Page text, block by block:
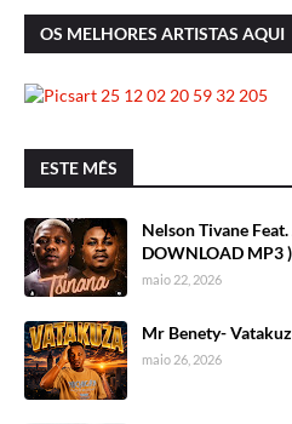
OS MELHORES ARTISTAS AQUI
ESTE MÊS
Nelson Tivane
DOWNLOAD MP3
maio 22, 2026
Mr Benety-
maio 26, 2026